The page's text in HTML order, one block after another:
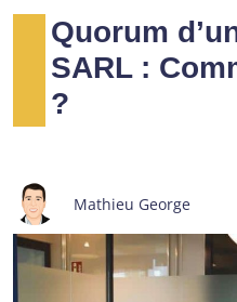
Quorum
SARL :
?
Mathieu George